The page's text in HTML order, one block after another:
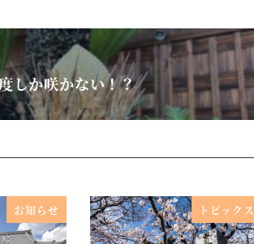
しか咲かない！？
お知らせ トピックス